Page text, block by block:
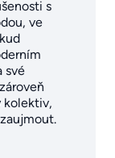
s
ve
své
kolektiv,